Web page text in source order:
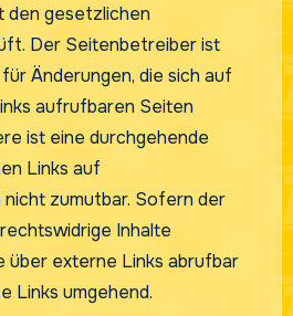
den gesetzlichen
Der Seitenbetreiber ist
Änderungen, die sich auf
aufrufbaren Seiten
ist eine durchgehende
Links auf
zumutbar. Sofern der
Inhalte
über externe Links abrufbar
Links umgehend.